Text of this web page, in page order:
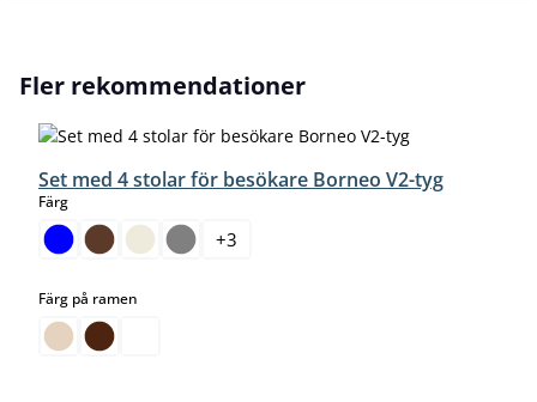
Hoppa över produktgalleri
Fler rekommendationer
Set med 4 stolar för besökare Borneo V2-tyg
Färgselect
+3
Färg på ramen